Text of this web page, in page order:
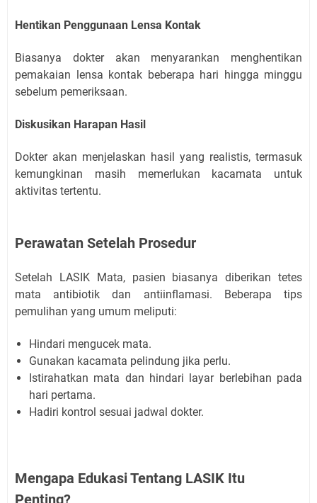
Hentikan Penggunaan Lensa Kontak
Biasanya dokter akan menyarankan menghentikan
pemakaian lensa kontak beberapa hari hingga minggu
sebelum pemeriksaan.
Diskusikan Harapan Hasil
Dokter akan menjelaskan hasil yang realistis, termasuk
kemungkinan masih memerlukan kacamata untuk
aktivitas tertentu.
Perawatan Setelah Prosedur
Setelah LASIK Mata, pasien biasanya diberikan tetes
mata antibiotik dan antiinflamasi. Beberapa tips
pemulihan yang umum meliputi:
Hindari mengucek mata.
Gunakan kacamata pelindung jika perlu.
Istirahatkan mata dan hindari layar berlebihan pada
hari pertama.
Hadiri kontrol sesuai jadwal dokter.
Mengapa Edukasi Tentang LASIK Itu
Penting?